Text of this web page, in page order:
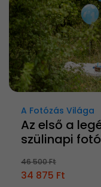
A Fotózás Világa
Az első a
szülinapi
46 500 Ft
34 875 Ft